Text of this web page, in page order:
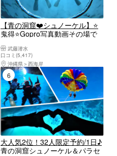
【青の洞窟❤️シュノーケル】⭐️
鬼得⭐️Gopro写真動画その場で
ル餌あげ無料❤️グループ割あり
ますよー
武藤潜水
口コミ(5,417)
沖縄県
西海岸
6位
大人気2位！32人限定予約/1日♪
青の洞窟シュノーケル＆パラセ